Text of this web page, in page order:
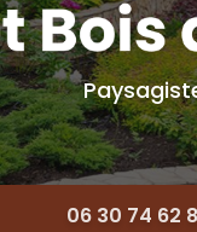
06 30 74 62